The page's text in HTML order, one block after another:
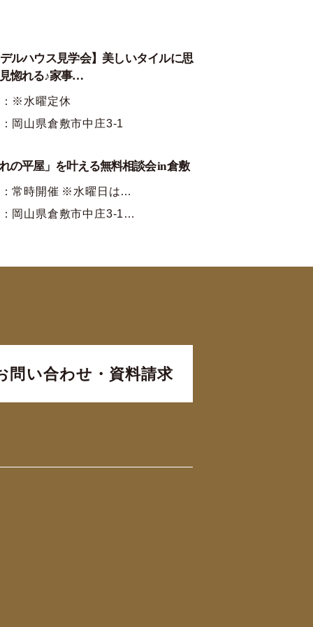
ルハウス見学会】美しいタイルに思
惚れる♪家事…
※水曜定休
岡山県倉敷市中庄3-1
の平屋」を叶える無料相談会 in 倉敷
常時開催 ※水曜日は…
岡山県倉敷市中庄3-1…
問い合わせ・資料請求